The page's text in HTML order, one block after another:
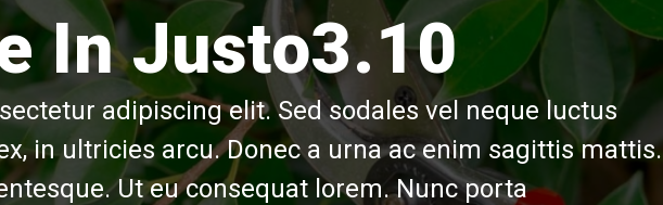
In Justo3.10
adipiscing elit. Sed sodales vel neque luctus
in ultricies arcu. Donec a urna ac enim sagittis mattis.
Ut eu consequat lorem. Nunc porta